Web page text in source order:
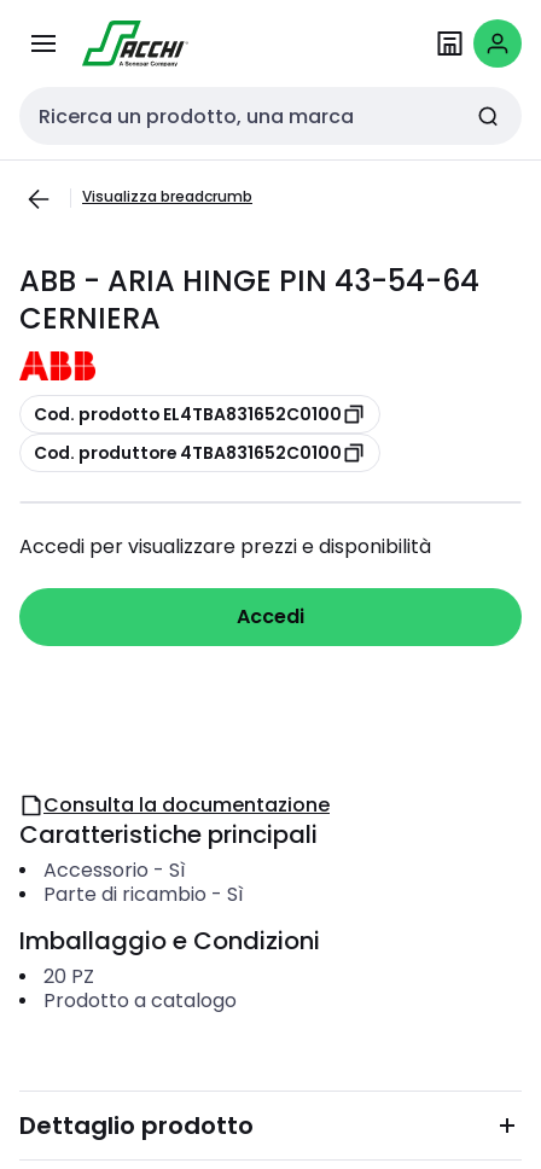
navigazionecontenuto
Cerca input
Visualizza breadcrumb
ABB - ARIA HINGE PIN 43-54-64
CERNIERA
copia
Cod. prodotto EL4TBA831652C0100
copia
Cod. produttore 4TBA831652C0100
Accedi per visualizzare prezzi e disponibilità
Accedi
Consulta la documentazione
Caratteristiche principali
Accessorio - Sì
Parte di ricambio - Sì
Imballaggio e Condizioni
20 PZ
Prodotto a catalogo
Dettaglio prodotto